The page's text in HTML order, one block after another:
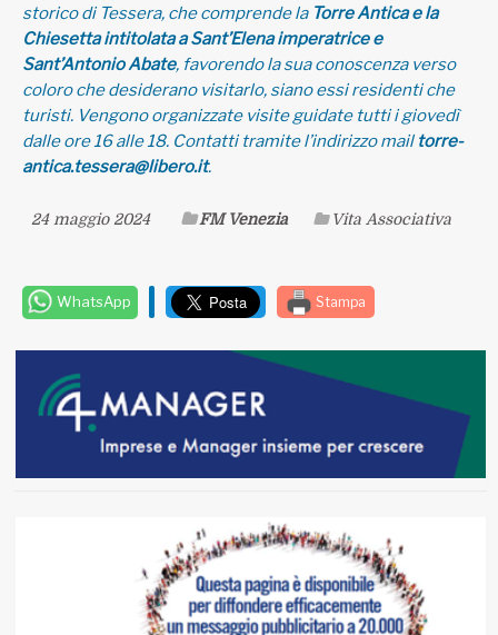
storico di Tessera, che comprende la Torre Antica e la
Chiesetta intitolata a Sant’Elena imperatrice e
Sant’Antonio Abate, favorendo la sua conoscenza verso
coloro che desiderano visitarlo, siano essi residenti che
turisti. Vengono organizzate visite guidate tutti i giovedì
dalle ore 16 alle 18. Contatti tramite l’indirizzo mail torre-
antica.tessera@libero.it.
24 maggio 2024 FM Venezia Vita Associativa
WhatsApp Stampa